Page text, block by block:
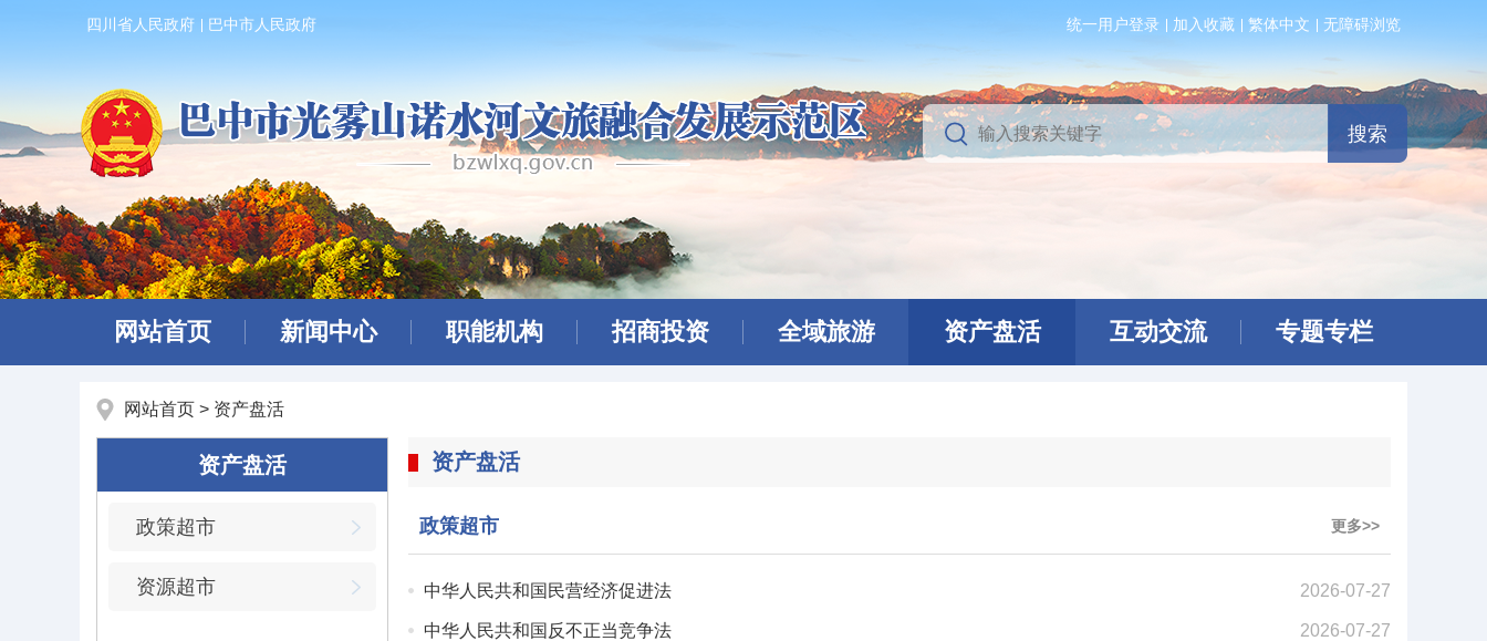
四川省人民政府 巴中市人民政府 统一用户登录 加入收藏 繁体中文 无障碍浏览
网站首页 新闻中心 职能机构 招商投资 全域旅游 资产盘活 互动交流 专题专栏
网站首页 > 资产盘活
资产盘活
政策超市
资源超市
资产盘活
更多>>
政策超市
2026-07-27
中华人民共和国民营经济促进法
2026-07-27
中华人民共和国反不正当竞争法